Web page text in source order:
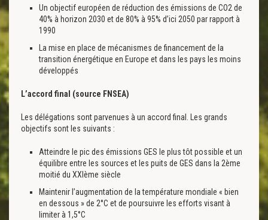
Un objectif européen de réduction des émissions de CO2 de
40% à horizon 2030 et de 80% à 95% d’ici 2050 par rapport à
1990
La mise en place de mécanismes de financement de la
transition énergétique en Europe et dans les pays les moins
développés
L’accord final (source FNSEA)
Les délégations sont parvenues à un accord final. Les grands
objectifs sont les suivants :
Atteindre le pic des émissions GES le plus tôt possible et un
équilibre entre les sources et les puits de GES dans la 2ème
moitié du XXIème siècle
Maintenir l’augmentation de la température mondiale « bien
en dessous » de 2°C et de poursuivre les efforts visant à
limiter à 1,5°C